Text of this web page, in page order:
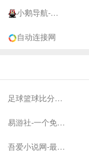
小鹅导航-网站收录-自动收录网-网址收录-自动秒收录
自动连接网
足球篮球比分、体育赛果直播|让足球滚一会
易游社-一个免费二次元游戏分享社区
吾爱小说网-最新热门免费小说阅读